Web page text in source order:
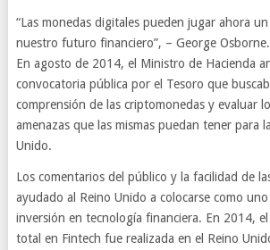
“Las monedas digitales pueden jugar ahora
nuestro futuro financiero”, – George Osborne.
En agosto de 2014, el Ministro de Hacienda
convocatoria pública por el Tesoro que
comprensión de las criptomonedas y evaluar
amenazas que las mismas puedan tener para
Unido.
Los comentarios del público y la facilidad de
ayudado al Reino Unido a colocarse como
inversión en tecnología financiera. En 2014,
total en Fintech fue realizada en el Reino